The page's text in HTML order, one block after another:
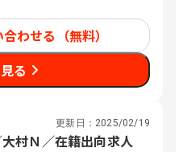
わせる（無料）
る
更新日： 2025/02/19
大村Ｎ／在籍出向求人